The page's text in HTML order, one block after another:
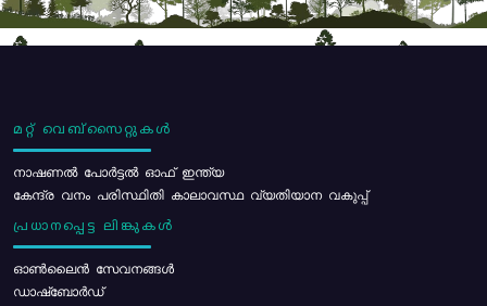
മറ്റ് വെബ്സൈറ്റുകൾ
നാഷണൽ പോർട്ടൽ ഓഫ് ഇന്ത്യ
കേന്ദ്ര വനം പരിസ്ഥിതി കാലാവസ്ഥ വ്യതിയാന വകുപ്പ്
പ്രധാനപ്പെട്ട ലിങ്കുകൾ
ഓൺലൈൻ സേവനങ്ങൾ
ഡാഷ്ബോർഡ്